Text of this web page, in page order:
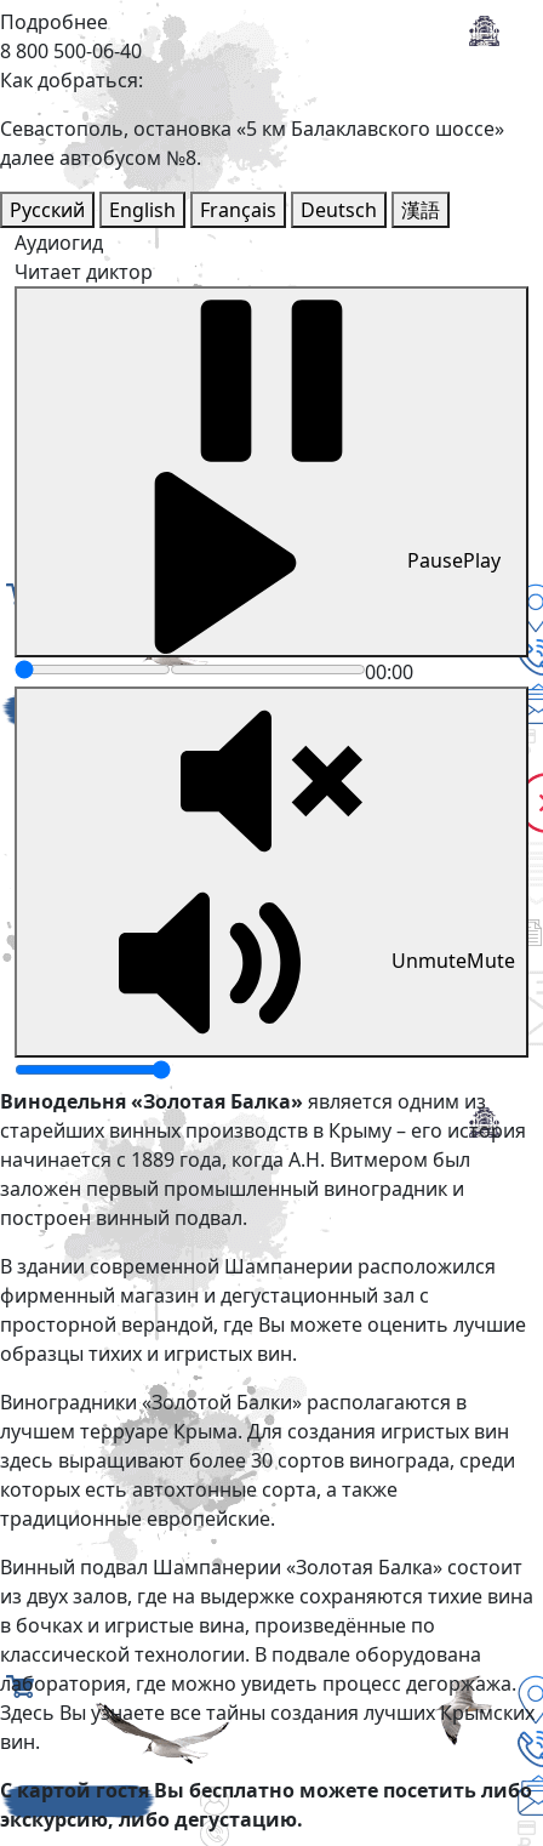
Подробнее
8 800 500-06-40
Как добраться:
Севастополь, остановка «5 км Балаклавского шоссе»
далее автобусом №8.
Русский
English Français Deutsch
漢語
Аудиогид
Читает диктор
PausePlay
00:00
UnmuteMute
Винодельня «Золотая Балка» является одним из
старейших винных производств в Крыму – его история
начинается с 1889 года, когда А.Н. Витмером был
заложен первый промышленный виноградник и
построен винный подвал.
В здании современной Шампанерии расположился
фирменный магазин и дегустационный зал с
просторной верандой, где Вы можете оценить лучшие
образцы тихих и игристых вин.
Виноградники «Золотой Балки» располагаются в
лучшем терруаре Крыма. Для создания игристых вин
здесь выращивают более 30 сортов винограда, среди
которых есть автохтонные сорта, а также
традиционные европейские.
Винный подвал Шампанерии «Золотая Балка» состоит
из двух залов, где на выдержке сохраняются тихие вина
в бочках и игристые вина, произведённые по
классической технологии. В подвале оборудована
лаборатория, где можно увидеть процесс дегоржажа.
Здесь Вы узнаете все тайны создания лучших Крымских
вин.
С картой гостя Вы бесплатно можете посетить либо
экскурсию, либо дегустацию.